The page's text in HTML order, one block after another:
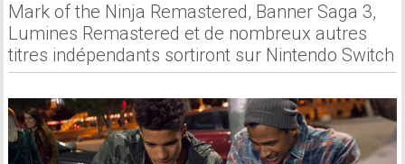
Mark of the Ninja Remastered, Banner Saga 3,
Lumines Remastered et de nombreux autres
titres indépendants sortiront sur Nintendo Switch